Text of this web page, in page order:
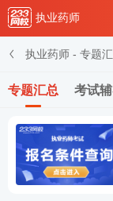
执业药师
执业药师 - 专题
专题汇总 考试